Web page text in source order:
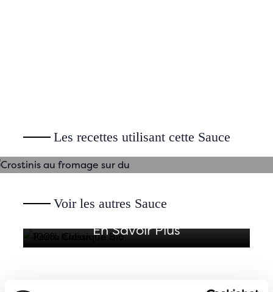
Les recettes utilisant cette Sauce
Crostinis au fromage sur du
Voir les autres Sauce
PESTO CLASSIQUE BIO
Produit exclusivement avec des
ingrédients issus de l'agriculture
En Savoir Plus